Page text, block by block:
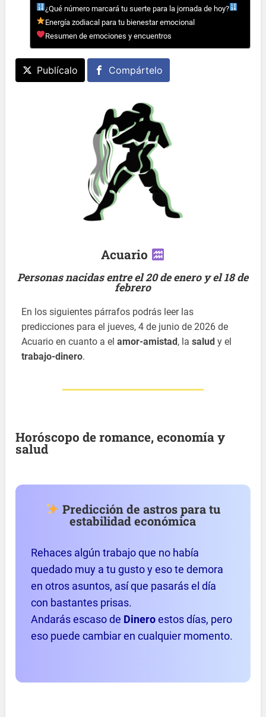
¿Qué número marcará tu suerte para la jornada de hoy?
Energía zodiacal para tu bienestar emocional
Resumen de emociones y encuentros
Publícalo Compártelo
Acuario
Personas nacidas entre el 20 de enero y el 18 de
febrero
En los siguientes párrafos podrás leer las
predicciones para el jueves, 4 de junio de 2026 de
Acuario en cuanto a elamor-amistad , lasalud y el
trabajo-dinero.
Horóscopo de romance, economía y
salud
Predicción de astros para tu
estabilidad económica
Rehaces algún trabajo que no había
quedado muy a tu gusto y eso te demora
en otros asuntos, así que pasarás el día
con bastantes prisas.
Andarás escaso de Dinero estos días, pero
eso puede cambiar en cualquier momento.